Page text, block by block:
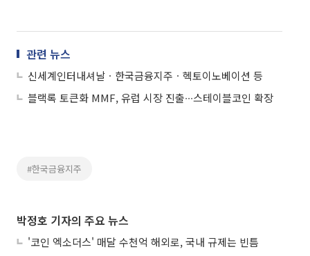
관련 뉴스
신세계인터내셔날ㆍ한국금융지주ㆍ헥토이노베이션 등
블랙록 토큰화 MMF, 유럽 시장 진출∙∙∙스테이블코인 확장
#한국금융지주
박정호 기자의 주요 뉴스
'코인 엑소더스' 매달 수천억 해외로, 국내 규제는 빈틈